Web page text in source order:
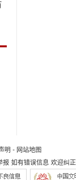
明 - 网站地图
如有错误信息 欢迎纠正